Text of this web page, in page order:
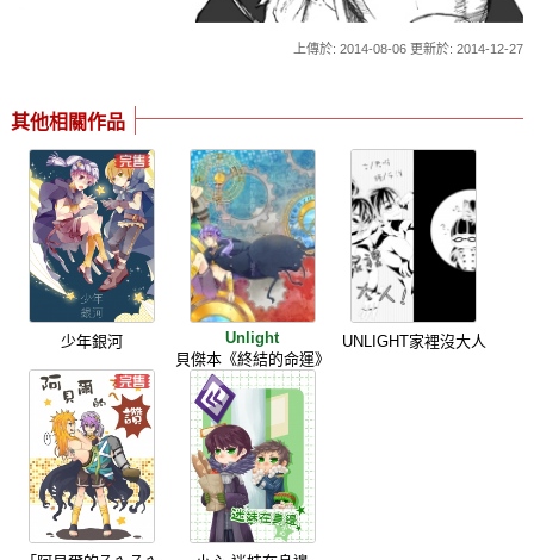
上傳於: 2014-08-06 更新於: 2014-12-27
其他相關作品
少年銀河
Unlight
貝傑本《終結的命運》
UNLIGHT家裡沒大人